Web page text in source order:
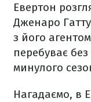
Евертон
Дженаро
з його
перебуває без
минулого
Нагадаємо, в